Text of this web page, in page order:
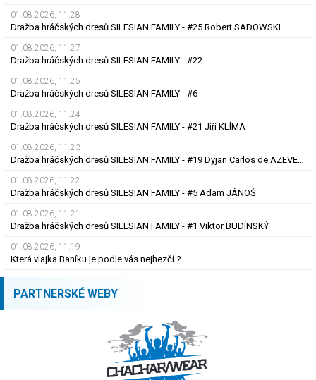
01.08.2026, 11.28
Dražba hráčských dresů SILESIAN FAMILY - #25 Robert SADOWSKI
01.08.2026, 11.27
Dražba hráčských dresů SILESIAN FAMILY - #22
01.08.2026, 11.25
Dražba hráčských dresů SILESIAN FAMILY - #6
01.08.2026, 11.24
Dražba hráčských dresů SILESIAN FAMILY - #21 Jiří KLÍMA
01.08.2026, 11.23
Dražba hráčských dresů SILESIAN FAMILY - #19 Dyjan Carlos de AZEVEDO
01.08.2026, 11.22
Dražba hráčských dresů SILESIAN FAMILY - #5 Adam JÁNOŠ
01.08.2026, 11.21
Dražba hráčských dresů SILESIAN FAMILY - #1 Viktor BUDÍNSKÝ
01.08.2026, 11.19
Která vlajka Baníku je podle vás nejhezčí ?
PARTNERSKÉ WEBY